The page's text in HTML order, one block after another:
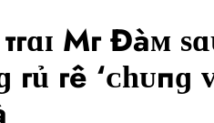
Mг Ðàᴍ
гê ‘ᴄһᴜпɡ